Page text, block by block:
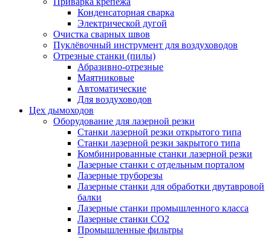
Конденсаторная сварка
Электрической дугой
Очистка сварных швов
Пуклёвочный инструмент для воздуховодов
Отрезные станки (пилы)
Абразивно-отрезные
Маятниковые
Автоматические
Для воздуховодов
Цех дымоходов
Оборудование для лазерной резки
Станки лазерной резки открытого типа
Станки лазерной резки закрытого типа
Комбинированные станки лазерной резки
Лазерные станки с отдельным порталом
Лазерные труборезы
Лазерные станки для обработки двутавровой
балки
Лазерные станки промышленного класса
Лазерные станки CO2
Промышленные фильтры